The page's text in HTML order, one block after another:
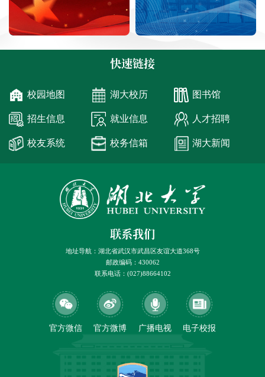
快速链接
校园地图 湖大校历 图书馆
招生信息 就业信息 人才招聘
校友系统 校务信箱 湖大新闻
联系我们
地址导航：湖北省武汉市武昌区友谊大道368号
邮政编码：430062
联系电话：(027)88664102
官方微信 官方微博 广播电视 电子校报